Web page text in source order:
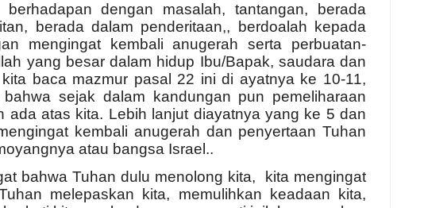
dengan masalah, tantangan, berada
berada dalam penderitaan,, berdoalah kepada
mengingat kembali anugerah serta perbuatan-
yang besar dalam hidup Ibu/Bapak, saudara dan
baca mazmur pasal 22 ini di ayatnya ke 10-11,
bahwa sejak dalam kandungan pun pemeliharaan
ada atas kita. Lebih lanjut diayatnya yang ke 5 dan
kembali anugerah dan penyertaan Tuhan
atau bangsa Israel..
bahwa Tuhan dulu menolong kita, kita mengingat
melepaskan kita, memulihkan keadaan kita,